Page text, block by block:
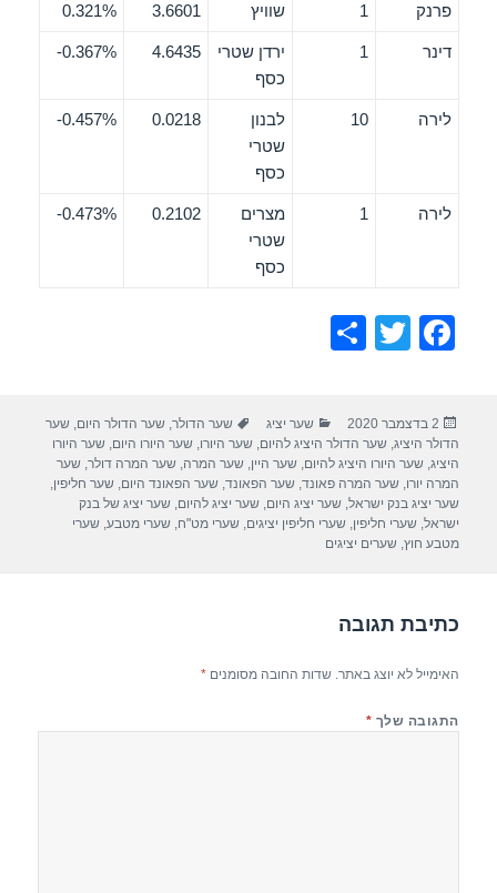
פרנק 1 שוויץ 3.6601
0.321%
דינר 1
ירדן שטרי
כסף
4.6435
0.367%-
לירה 10
לבנון
שטרי
כסף
0.0218
0.457%-
לירה 1
מצרים
שטרי
כסף
0.2102
0.473%-
F
e
b
o
o
T
er
e
פורסם
בתאריך
2 בדצמבר 2020 קטגוריות
שער יציג תגיות
שער הדולר,שער הדולר היום,שער
הדולר היציג,שער הדולר היציג להיום,שער היורו,שער היורו היום,שער היורו
היציג,שער היורו היציג להיום,שער היין,שער המרה,שער המרה דולר,שער
המרה יורו,שער המרה פאונד,שער הפאונד,שער הפאונד היום,שער חליפין,
שער יציג בנק ישראל,שער יציג היום,שער יציג להיום,שער יציג של בנק
ישראל,שערי חליפין,שערי חליפין יציגים,שערי מט"ח,שערי מטבע,שערי
מטבע חוץ,שערים יציגים
כתיבת תגובה
האימייל לא יוצג באתר. שדות החובה מסומנים*
התגובה שלך *